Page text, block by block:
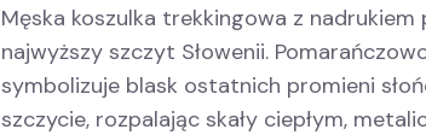
Męska koszulka trekkingowa z
najwyższy szczyt Słowenii.
symbolizuje blask ostatnich promieni
szczycie, rozpalając skały ciepłym,